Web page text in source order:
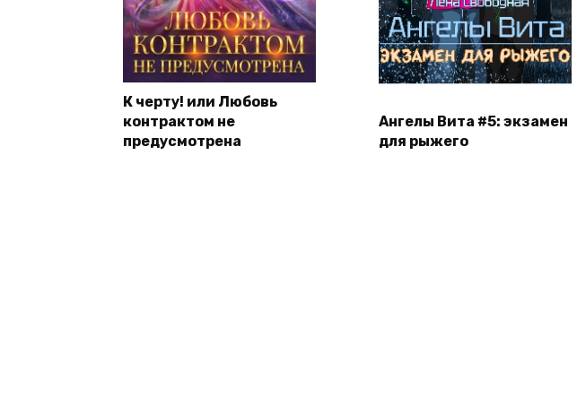
К черту! или Любовь
контрактом не
предусмотрена
Ангелы Вита #5: экзамен
для рыжего